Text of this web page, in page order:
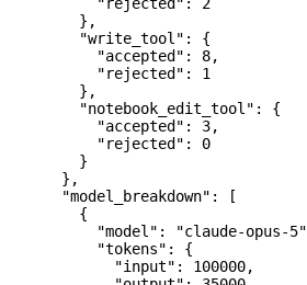
          "rejected"
: 2
        },
        "write_tool"
: {
          "accepted"
: 8,
          "rejected"
: 1
        },
        "notebook_edit_tool"
: {
          "accepted"
: 3,
          "rejected"
: 0
        }
      },
      "model_breakdown"
: [
        {
          "model"
: "claude-opus-5"
          "tokens"
: {
            "input"
: 100000,